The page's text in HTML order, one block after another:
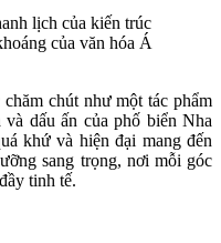
lịch của kiến trúc
của văn hóa Á
chút như một tác phẩm
dấu ấn của phố biển Nha
khứ và hiện đại mang đến
sang trọng, nơi mỗi góc
tinh tế.